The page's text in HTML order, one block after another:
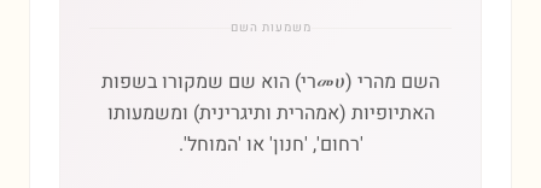
משמעות השם
השם מהרי (መሀרי) הוא שם שמקורו בשפות
האתיופיות (אמהרית ותיגרינית) ומשמעותו
'רחום', 'חנון' או 'המוחל'.